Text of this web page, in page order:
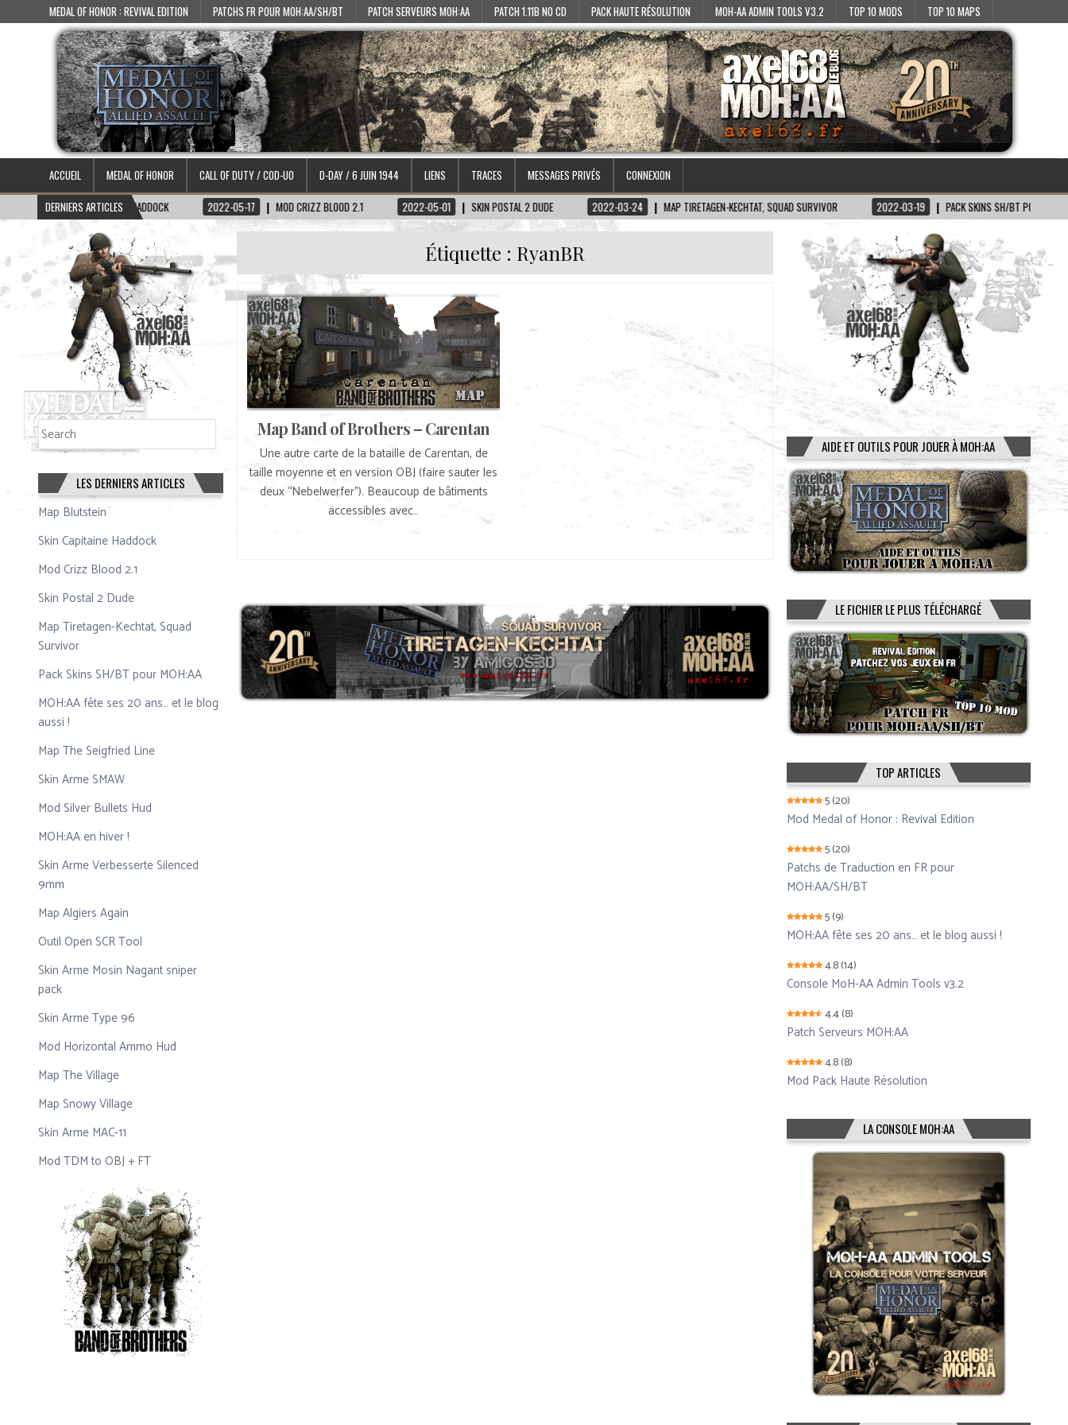
MEDAL OF HONOR : REVIVAL EDITION PATCHS FR POUR MOH:AA/SH/BT PATCH SERVEURS MOH:AA PATCH 1.11B NO CD PACK HAUTE RÉSOLUTION MOH-AA ADMIN TOOLS V3.2 TOP 10 MODS TOP 10 MAPS
ACCUEIL MEDAL OF HONOR CALL OF DUTY / COD-UO D-DAY / 6 JUIN 1944 LIENS TRACES MESSAGES PRIVÉS
CONNEXION
DERNIERS ARTICLES
SKIN CAPITAINE HADDOCK 2022-05-17 MOD CRIZZ BLOOD 2.1 2022-05-01 SKIN POSTAL 2 DUDE 2022-03-24 MAP TIRETAGEN-KECHTAT, SQUAD SURVIVOR 2022-03-19 PACK SKINS SH/BT POUR MOH:AA
Étiquette : RyanBR
Map Band of Brothers – Carentan
Une autre carte de la bataille de Carentan, de
taille moyenne et en version OBJ (faire sauter les
deux “Nebelwerfer”). Beaucoup de bâtiments
accessibles avec…
Rechercher Rechercher
LES DERNIERS ARTICLES
Map Blutstein
Skin Capitaine Haddock
Mod Crizz Blood 2.1
Skin Postal 2 Dude
Map Tiretagen-Kechtat, Squad
Survivor
Pack Skins SH/BT pour MOH:AA
MOH:AA fête ses 20 ans… et le blog
aussi !
Map The Seigfried Line
Skin Arme SMAW
Mod Silver Bullets Hud
MOH:AA en hiver !
Skin Arme Verbesserte Silenced
9mm
Map Algiers Again
Outil Open SCR Tool
Skin Arme Mosin Nagant sniper
pack
Skin Arme Type 96
Mod Horizontal Ammo Hud
Map The Village
Map Snowy Village
Skin Arme MAC-11
Mod TDM to OBJ + FT
AIDE ET OUTILS POUR JOUER À MOH:AA
LE FICHIER LE PLUS TÉLÉCHARGÉ
TOP ARTICLES
5(20)
Mod Medal of Honor : Revival Edition
5(20)
Patchs de Traduction en FR pour
MOH:AA/SH/BT
5(9)
MOH:AA fête ses 20 ans… et le blog aussi !
4.8(14)
Console MoH-AA Admin Tools v3.2
4.4(8)
Patch Serveurs MOH:AA
4.8(8)
Mod Pack Haute Résolution
LA CONSOLE MOH:AA